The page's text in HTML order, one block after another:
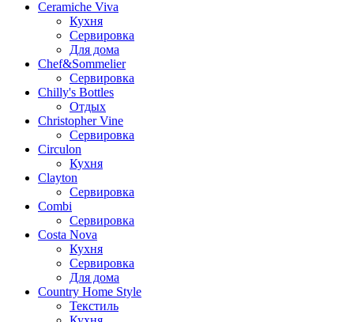
Ceramiche Viva
Кухня
Сервировка
Для дома
Chef&Sommelier
Сервировка
Chilly's Bottles
Отдых
Christopher Vine
Сервировка
Circulon
Кухня
Clayton
Сервировка
Combi
Сервировка
Costa Nova
Кухня
Сервировка
Для дома
Country Home Style
Текстиль